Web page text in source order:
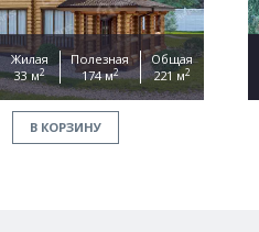
Жилая
33 м2
Полезная
174 м2
Общая
221 м2
В КОРЗИНУ